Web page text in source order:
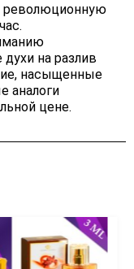
революционную
на разлив
насыщенные
аналоги
цене.